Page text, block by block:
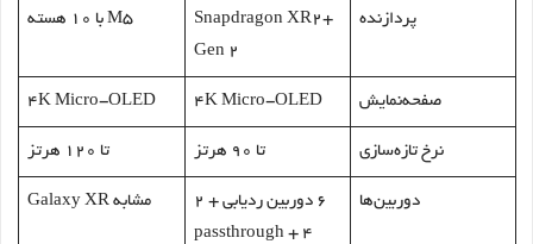
پردازنده
Snapdragon XR2+
Gen 2
M5 با 10 هسته
صفحه‌نمایش ۴K Micro-OLED ۴K Micro-OLED
نرخ تازه‌سازی تا ۹۰ هرتز تا ۱۲۰ هرتز
دوربین‌ها
۶ دوربین ردیابی + ۲
passthrough + ۴
مشابه Galaxy XR